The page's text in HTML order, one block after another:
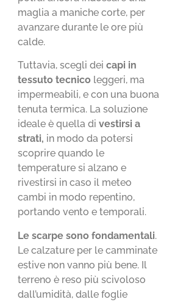
maglia a maniche corte, per
avanzare durante le ore più
calde.
Tuttavia, scegli deicapi in
tessuto tecnico leggeri, ma
impermeabili, e con una buona
tenuta termica. La soluzione
ideale è quella divestirsi a
strati, in modo da potersi
scoprire quando le
temperature si alzano e
rivestirsi in caso il meteo
cambi in modo repentino,
portando vento e temporali.
Le scarpe sono fondamentali.
Le calzature per le camminate
estive non vanno più bene. Il
terreno è reso più scivoloso
dall’umidità, dalle foglie